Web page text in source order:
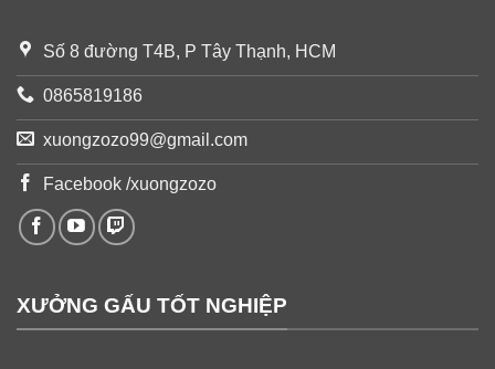
Số 8 đường T4B, P Tây Thạnh, HCM
0865819186
xuongzozo99@gmail.com
Facebook /xuongzozo
XƯỞNG GẤU TỐT NGHIỆP